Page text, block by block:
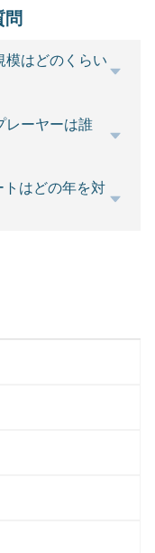
模はどのくらい
レーヤーは誰
はどの年を対